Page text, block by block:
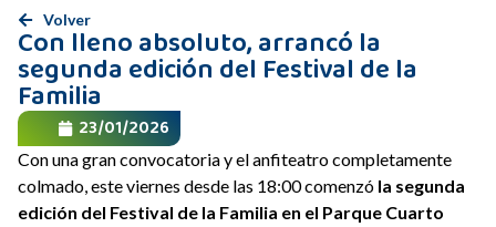
Volver
Con lleno absoluto, arrancó la
segunda edición del Festival de la
Familia
23/01/2026
Con una gran convocatoria y el anfiteatro completamente
colmado, este viernes desde las 18:00 comenzó la segunda
edición del Festival de la Familia en el Parque Cuarto